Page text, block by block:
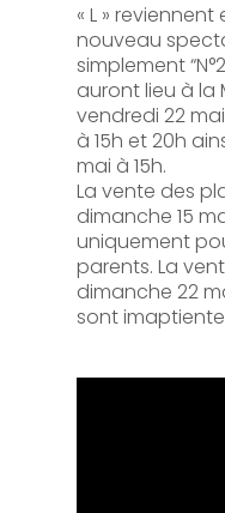
« L »
nouveau
simplement
auront lieu à la
vendredi 22
à 15h et 20h
mai à 15h.
La vente des
dimanche 15
uniquement
parents. La
dimanche 22
sont